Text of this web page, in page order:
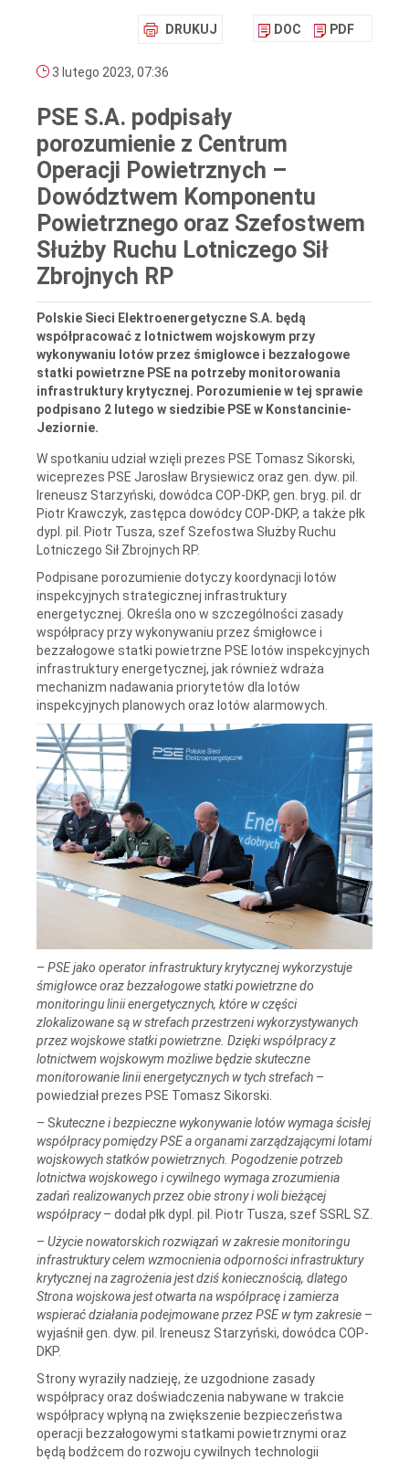
DRUKUJ DOC PDF
3 lutego 2023, 07:36
PSE S.A. podpisały
porozumienie z Centrum
Operacji Powietrznych –
Dowództwem Komponentu
Powietrznego oraz Szefostwem
Służby Ruchu Lotniczego Sił
Zbrojnych RP
Polskie Sieci Elektroenergetyczne S.A. będą
współpracować z lotnictwem wojskowym przy
wykonywaniu lotów przez śmigłowce i bezzałogowe
statki powietrzne PSE na potrzeby monitorowania
infrastruktury krytycznej. Porozumienie w tej sprawie
podpisano 2 lutego w siedzibie PSE w Konstancinie-
Jeziornie.
W spotkaniu udział wzięli prezes PSE Tomasz Sikorski,
wiceprezes PSE Jarosław Brysiewicz oraz gen. dyw. pil.
Ireneusz Starzyński, dowódca COP-DKP, gen. bryg. pil. dr
Piotr Krawczyk, zastępca dowódcy COP-DKP, a także płk
dypl. pil. Piotr Tusza, szef Szefostwa Służby Ruchu
Lotniczego Sił Zbrojnych RP.
Podpisane porozumienie dotyczy koordynacji lotów
inspekcyjnych strategicznej infrastruktury
energetycznej. Określa ono w szczególności zasady
współpracy przy wykonywaniu przez śmigłowce i
bezzałogowe statki powietrzne PSE lotów inspekcyjnych
infrastruktury energetycznej, jak również wdraża
mechanizm nadawania priorytetów dla lotów
inspekcyjnych planowych oraz lotów alarmowych.
– PSE jako operator infrastruktury krytycznej wykorzystuje
śmigłowce oraz bezzałogowe statki powietrzne do
monitoringu linii energetycznych, które w części
zlokalizowane są w strefach przestrzeni wykorzystywanych
przez wojskowe statki powietrzne. Dzięki współpracy z
lotnictwem wojskowym możliwe będzie skuteczne
monitorowanie linii energetycznych w tych strefach –
powiedział prezes PSE Tomasz Sikorski.
– Skuteczne i bezpieczne wykonywanie lotów wymaga ścisłej
współpracy pomiędzy PSE a organami zarządzającymi lotami
wojskowych statków powietrznych. Pogodzenie potrzeb
lotnictwa wojskowego i cywilnego wymaga zrozumienia
zadań realizowanych przez obie strony i woli bieżącej
współpracy– dodał płk dypl. pil. Piotr Tusza, szef SSRL SZ.
– Użycie nowatorskich rozwiązań w zakresie monitoringu
infrastruktury celem wzmocnienia odporności infrastruktury
krytycznej na zagrożenia jest dziś koniecznością, dlatego
Strona wojskowa jest otwarta na współpracę i zamierza
wspierać działania podejmowane przez PSE w tym zakresie –
wyjaśnił gen. dyw. pil. Ireneusz Starzyński, dowódca COP-
DKP.
Strony wyraziły nadzieję, że uzgodnione zasady
współpracy oraz doświadczenia nabywane w trakcie
współpracy wpłyną na zwiększenie bezpieczeństwa
operacji bezzałogowymi statkami powietrznymi oraz
będą bodźcem do rozwoju cywilnych technologii